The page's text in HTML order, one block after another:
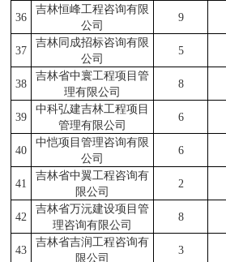
36
吉林恒峰工程咨询有限
公司
9
37
吉林同成招标咨询有限
公司
5
38
吉林省中寰工程项目管
理有限公司
8
39
中科弘建吉林工程项目
管理有限公司
6
40
中恺项目管理咨询有限
公司
6
41
吉林省中翼工程咨询有
限公司
2
42
吉林省万沅建设项目管
理咨询有限公司
8
43
吉林省吉润工程咨询有
限公司
3